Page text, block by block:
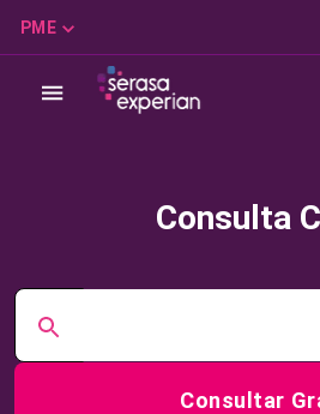
PME
Consulta
Consultar